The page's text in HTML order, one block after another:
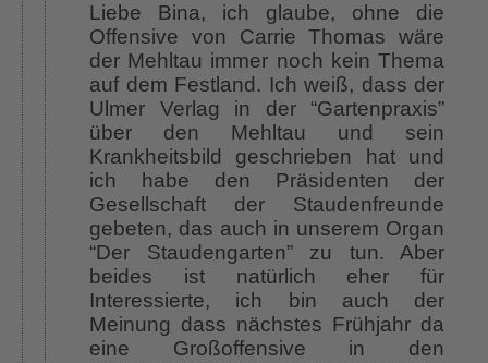
Liebe Bina, ich glaube, ohne die
Offensive von Carrie Thomas wäre
der Mehltau immer noch kein Thema
auf dem Festland. Ich weiß, dass der
Ulmer Verlag in der “Gartenpraxis”
über den Mehltau und sein
Krankheitsbild geschrieben hat und
ich habe den Präsidenten der
Gesellschaft der Staudenfreunde
gebeten, das auch in unserem Organ
“Der Staudengarten” zu tun. Aber
beides ist natürlich eher für
Interessierte, ich bin auch der
Meinung dass nächstes Frühjahr da
eine Großoffensive in den